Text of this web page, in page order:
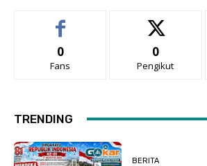
0
Fans
0
Pengikut
TRENDING
BERITA